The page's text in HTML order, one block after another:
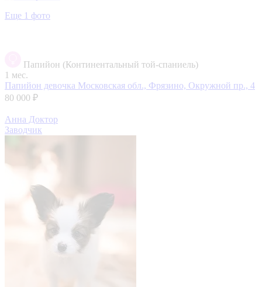
Еще 1 фото
Папийон (Континентальный той-спаниель)
1 мес.
Папийон девочка Московская обл., Фрязино, Окружной пр., 4
80 000 ₽
Анна Доктор
Заводчик